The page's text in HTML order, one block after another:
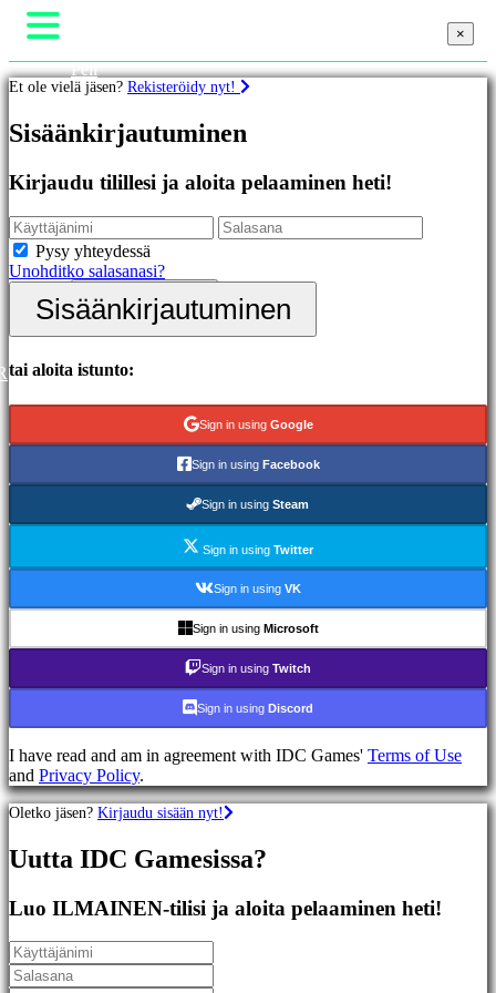
Esittelyssä
Uutuudet
Ilmaiset
pelit
Kategoriat
Toimintapelit
Seikkailupelit
pelit
pelit
Räiskintäpelit
games
games
games
games
games
games
Demot
Yhteisö
Gameplay
sisäiset
Uutiset
Media
Oppaat
Peli
Gameplay
Uutiset
Tuki
Kauppa
Rekisteröidy
×
Et ole vielä jäsen? Rekisteröidy nyt!
Sisäänkirjautuminen
Kirjaudu tilillesi ja aloita pelaaminen heti!
Pysy yhteydessä
Unohditko salasanasi?
Sisäänkirjautuminen
tai aloita istunto:
Sign in using Google
Sign in using Facebook
Sign in using Steam
Sign in using Twitter
Sign in using VK
Sign in using Microsoft
Sign in using Twitch
Sign in using Discord
I have read and am in agreement with IDC Games' Terms of Use
and Privacy Policy.
×
Oletko jäsen? Kirjaudu sisään nyt!
Uutta IDC Gamesissa?
Luo ILMAINEN-tilisi ja aloita pelaaminen heti!
×